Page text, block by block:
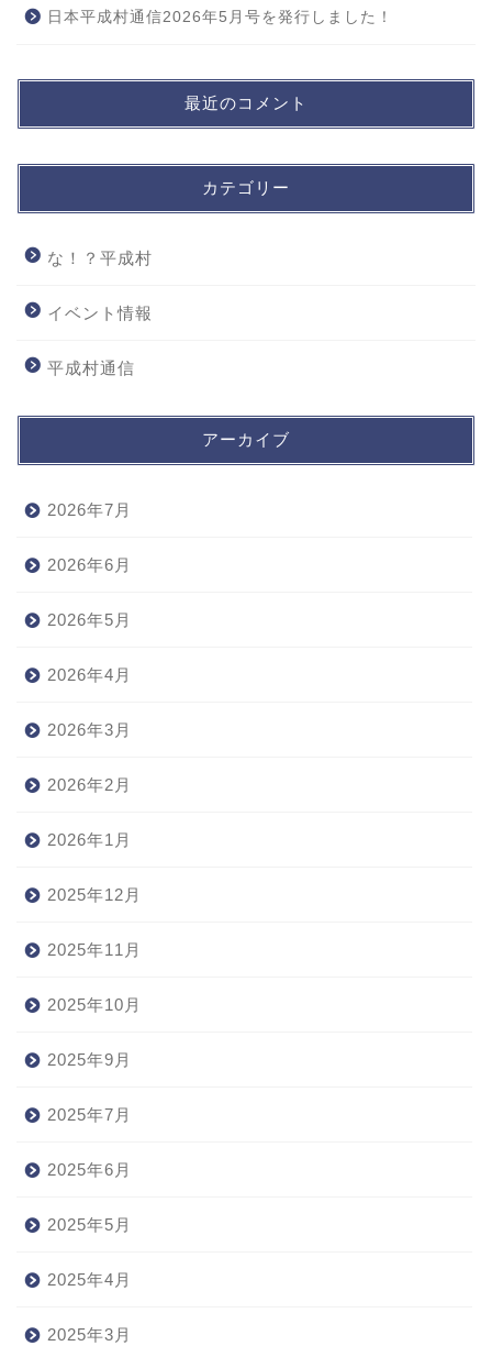
日本平成村通信2026年5月号を発行しました！
最近のコメント
カテゴリー
な！？平成村
イベント情報
平成村通信
アーカイブ
2026年7月
2026年6月
2026年5月
2026年4月
2026年3月
2026年2月
2026年1月
2025年12月
2025年11月
2025年10月
2025年9月
2025年7月
2025年6月
2025年5月
2025年4月
2025年3月